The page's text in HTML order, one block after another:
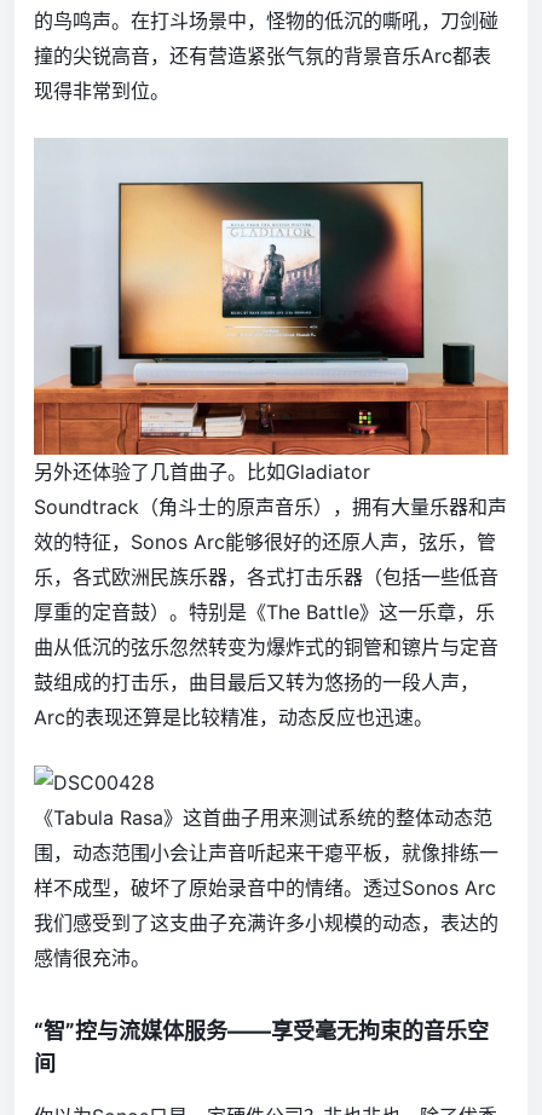
的鸟鸣声。在打斗场景中，怪物的低沉的嘶吼，刀剑碰
撞的尖锐高音，还有营造紧张气氛的背景音乐Arc都表
现得非常到位。
另外还体验了几首曲子。比如Gladiator
Soundtrack（角斗士的原声音乐），拥有大量乐器和声
效的特征，Sonos Arc能够很好的还原人声，弦乐，管
乐，各式欧洲民族乐器，各式打击乐器（包括一些低音
厚重的定音鼓）。特别是《The Battle》这一乐章，乐
曲从低沉的弦乐忽然转变为爆炸式的铜管和镲片与定音
鼓组成的打击乐，曲目最后又转为悠扬的一段人声，
Arc的表现还算是比较精准，动态反应也迅速。
《Tabula Rasa》这首曲子用来测试系统的整体动态范
围，动态范围小会让声音听起来干瘪平板，就像排练一
样不成型，破坏了原始录音中的情绪。透过Sonos Arc
我们感受到了这支曲子充满许多小规模的动态，表达的
感情很充沛。
“智”控与流媒体服务——享受毫无拘束的音乐空
间